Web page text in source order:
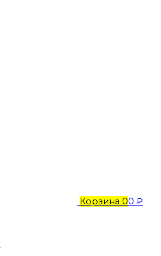
Корзина 00 ₽